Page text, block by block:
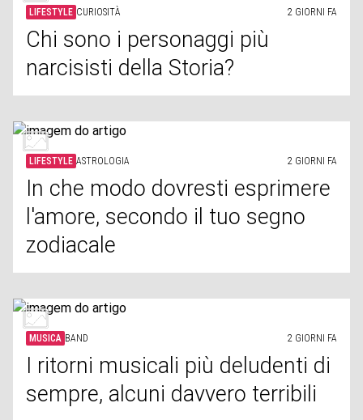
LIFESTYLE CURIOSITÀ 2 GIORNI FA
Chi sono i personaggi più
narcisisti della Storia?
LIFESTYLE ASTROLOGIA 2 GIORNI FA
In che modo dovresti esprimere
l'amore, secondo il tuo segno
zodiacale
MUSICA BAND 2 GIORNI FA
I ritorni musicali più deludenti di
sempre, alcuni davvero terribili